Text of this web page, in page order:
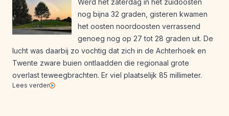
Werd het zaterdag in het zuidoosten
nog bijna 32 graden, gisteren kwamen
het oosten noordoosten verrassend
genoeg nog op 27 tot 28 graden uit. De
lucht was daarbij zo vochtig dat zich in de Achterhoek en
Twente zware buien ontlaadden die regionaal grote
overlast teweegbrachten. Er viel plaatselijk 85 millimeter.
Lees verder